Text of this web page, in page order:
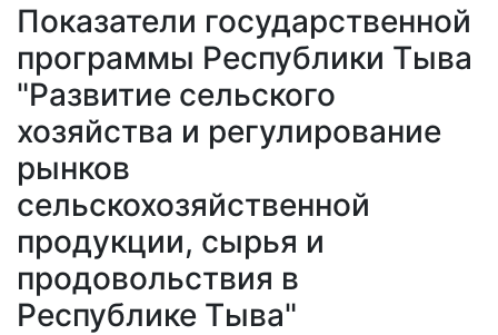
Показатели государственной
программы Республики Тыва
"Развитие сельского
хозяйства и регулирование
рынков
сельскохозяйственной
продукции, сырья и
продовольствия в
Республике Тыва"